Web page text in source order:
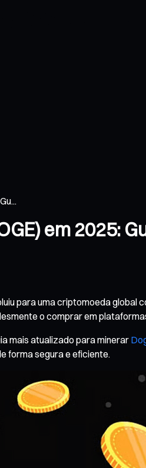
em 2025:
para uma criptomoeda
o comprar em
mais atualizado para minerar
forma segura e eficiente.